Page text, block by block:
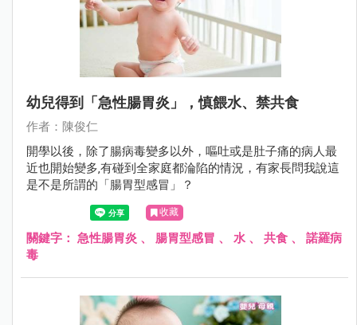
幼兒得到「急性腸胃炎」，慎餵水、禁共食
作者：陳俊仁
開學以後，除了腸病毒變多以外，嘔吐或是肚子痛的病人最
近也開始變多‚有碰到全家庭都淪陷的情況，有家長問我說這
是不是所謂的「腸胃型感冒」？
收藏
關鍵字： 急性腸胃炎 、 腸胃型感冒 、 水 、 共食 、 諾羅病
毒